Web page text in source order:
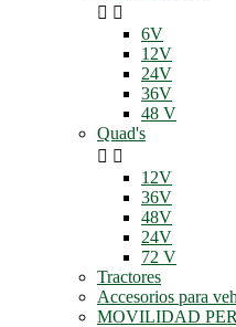
 
6V
12V
24V
36V
48 V
Quad's
 
12V
36V
48V
24V
72 V
Tractores
Accesorios para
MOVILIDAD